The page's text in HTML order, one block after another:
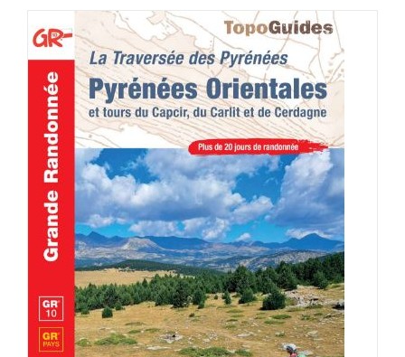
AJOUTER AU PANIER / DÉTAILS